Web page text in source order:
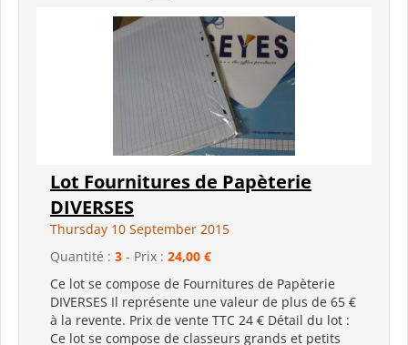
Lot Fournitures de Papèterie
DIVERSES
Thursday 10 September 2015
Quantité : 3 - Prix : 24,00 €
Ce lot se compose de Fournitures de Papèterie
DIVERSES Il représente une valeur de plus de 65 €
à la revente. Prix de vente TTC 24 € Détail du lot :
Ce lot se compose de classeurs grands et petits